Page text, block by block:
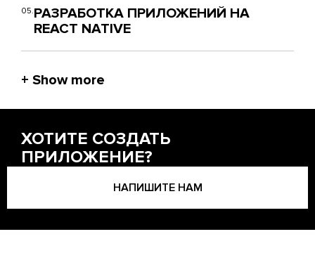
05.РАЗРАБОТКА ПРИЛОЖЕНИЙ НА
REACT NATIVE
ХОТИТЕ СОЗДАТЬ
ПРИЛОЖЕНИЕ?
НАПИШИТЕ НАМ